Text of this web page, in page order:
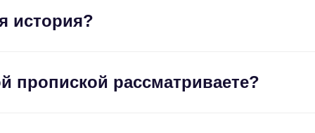
история?
пропиской рассматриваете?